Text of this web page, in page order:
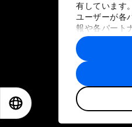
有しています
ユーザーが各
報や各パート
に収集された
トナーによっ
す。
プライバシーポ
サイ
©
世界